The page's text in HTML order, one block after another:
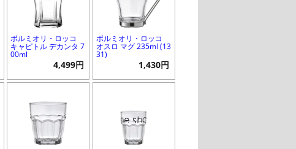
ボルミオリ・ロッコ
キャピトル デカンタ 7
00ml
4,499円
ボルミオリ・ロッコ
オスロ マグ 235ml (13
31)
1,430円